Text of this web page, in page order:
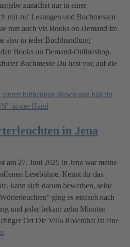
zunächst nur in einer
mit auf Lesungen und Buchmessen
nun auch via Books on Demand im
also in jeder Buchhandlung
Books on Demand-Onlineshop.
Buchmesse Du hast vor, auf die
in Jena
am 27. Juni 2025 in Jena war meine
Lesebühne. Kennt ihr das
kann sich darum bewerben, seine
ging es einfach nach
und jeder bekam zehn Minuten
Ort Die Villa Rosenthal ist eine